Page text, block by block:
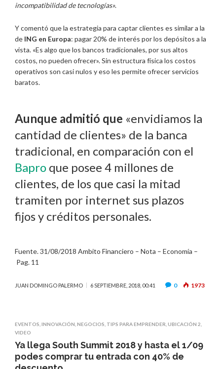
incompatibilidad de tecnologías».
Y comentó que la estrategia para captar clientes es similar a la
de ING en Europa: pagar 20% de interés por los depósitos a la
vista. «Es algo que los bancos tradicionales, por sus altos
costos, no pueden ofrecer». Sin estructura física los costos
operativos son casi nulos y eso les permite ofrecer servicios
baratos.
Aunque admitió que «envidiamos la
cantidad de clientes» de la banca
tradicional, en comparación con el
Bapro que posee 4 millones de
clientes, de los que casi la mitad
tramiten por internet sus plazos
fijos y créditos personales.
Fuente. 31/08/2018 Ambito Financiero – Nota – Economía –
Pag. 11
JUAN DOMINGO PALERMO 6 SEPTIEMBRE, 2018, 00:41 0 1973
EVENTOS INNOVACIÓN NEGOCIOS TIPS PARA EMPRENDER UBICACIÓN 2
VIDEO
Ya llega South Summit 2018 y hasta el 1/09
podes comprar tu entrada con 40% de